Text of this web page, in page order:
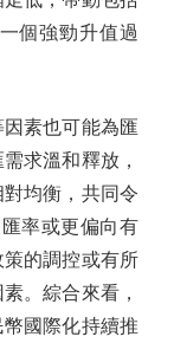
個強勁升值過
素也可能為匯
求溫和釋放，
均衡，共同令
率或更偏向有
的調控或有所
。綜合來看，
國際化持續推